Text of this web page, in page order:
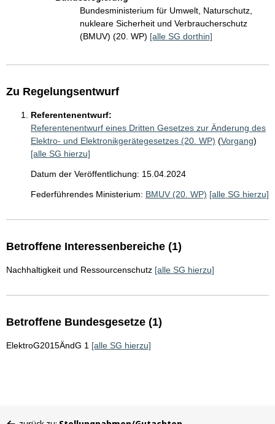
Bundesministerium für Umwelt, Naturschutz,
nukleare Sicherheit und Verbraucherschutz
(BMUV) (20. WP) [alle SG dorthin]
Zu Regelungsentwurf
Referentenentwurf:
Referentenentwurf eines Dritten Gesetzes zur Änderung des
Elektro- und Elektronikgerätegesetzes (20. WP) (Vorgang)
[alle SG hierzu]
Datum der Veröffentlichung: 15.04.2024
Federführendes Ministerium: BMUV (20. WP) [alle SG hierzu]
Betroffene Interessenbereiche (1)
Nachhaltigkeit und Ressourcenschutz [alle SG hierzu]
Betroffene Bundesgesetze (1)
ElektroG2015ÄndG 1 [alle SG hierzu]